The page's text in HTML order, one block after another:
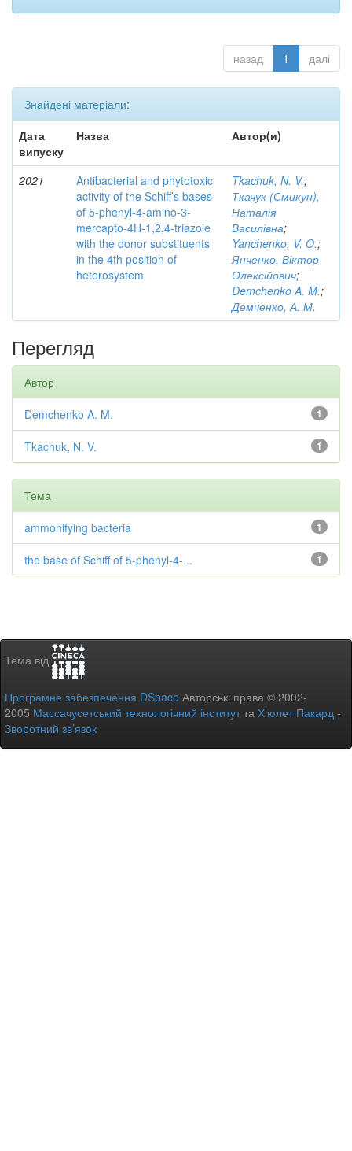
назад 1 далі
Знайдені матеріали:
Дата
випуску
Назва Автор(и)
2021
Antibacterial and phytotoxic
activity of the Schiff’s bases
of 5-phenyl-4-amino-3-
mercapto-4H-1,2,4-triazole
with the donor substituents
in the 4th position of
heterosystem
Tkachuk, N. V.;
Ткачук (Смикун),
Наталія
Василівна;
Yanchenko, V. O.;
Янченко, Віктор
Олексійович;
Demchenko A. M.;
Демченко, А. М.
Перегляд
Автор
1
Demchenko A. M.
1
Tkachuk, N. V.
Тема
1
ammonifying bacteria
1
the base of Schiff of 5-phenyl-4-...
Тема від
Програмне забезпечення DSpace Авторські права © 2002-
2005 Массачусетський технологічний інститутта Х’юлет Пакард -
Зворотний зв’язок